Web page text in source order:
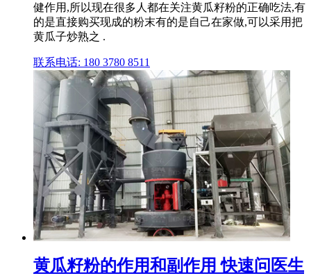
健作用,所以现在很多人都在关注黄瓜籽粉的正确吃法,有
的是直接购买现成的粉末有的是自己在家做,可以采用把
黄瓜子炒熟之 .
联系电话: 180 3780 8511
黄瓜籽粉的作用和副作用 快速问医生